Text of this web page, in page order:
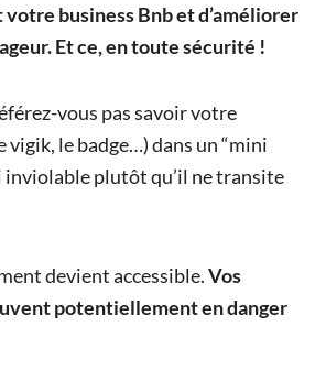
business Bnb et d’améliorer
Et ce, en toute sécurité !
vous pas savoir votre
vigik, le badge…) dans un “mini
plutôt qu’il ne transite
devient accessible.Vos
potentiellement en danger